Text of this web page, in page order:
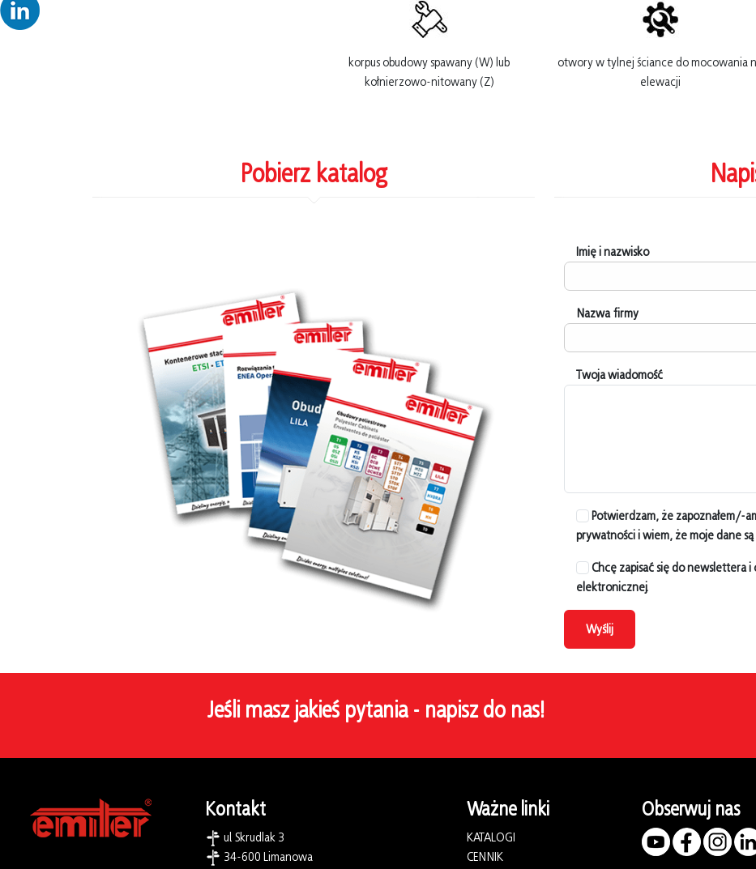
korpus obudowy spawany (W) lub
kołnierzowo-nitowany (Z)
otwory w tylnej ściance do mocowania
elewacji
Pobierz katalog
Imię i nazwisko
Nazwa firmy
Twoja wiadomość
Potwierdzam, że zapoznałem/-
prywatności i wiem, że moje dane
Chcę zapisać się do newslettera
elektronicznej.
Wyślij
Jeśli masz jakieś pytania - napisz do nas!
Kontakt
ul. Skrudlak 3
34-600 Limanowa
Ważne linki
KATALOGI
CENNIK
Obserwuj nas